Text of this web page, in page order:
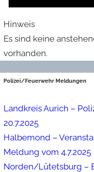
Hinweis
Es sind keine
vorhanden.
Polizei/Feuerwehr Meldungen
Landkreis Aurich –
20.7.2025
Halbemond –
Meldung vom 4.7.2025
Norden/Lütetsburg –